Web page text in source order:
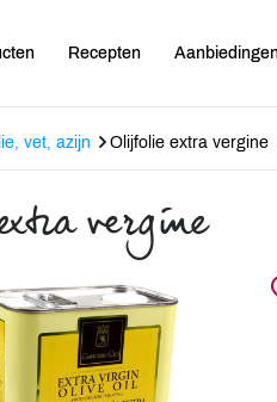
Recepten
vet, azijn Olijfolie extra vergine
vergine